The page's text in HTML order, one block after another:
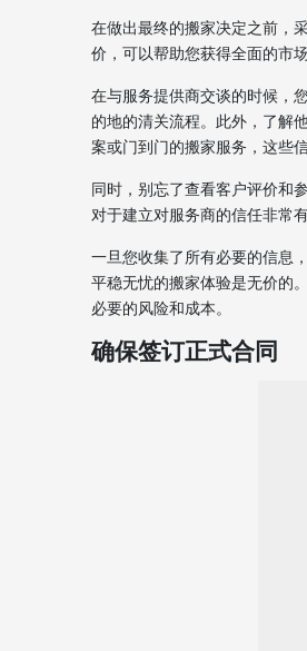
在做出最终的搬家决定之前，
价，可以帮助您获得全面的市
在与服务提供商交谈的时候，
的地的清关流程。此外，了解
案或门到门的搬家服务，这些
同时，别忘了查看客户评价和
对于建立对服务商的信任非常有
一旦您收集了所有必要的信息
平稳无忧的搬家体验是无价的
必要的风险和成本。
确保签订正式合同